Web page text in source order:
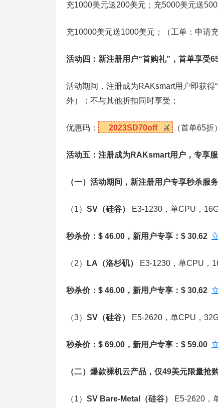
充1000美元送200美元；充5000美元送500
充10000美元送1000美元；（工单：申请
活动四：新注册用户“首购礼”，首单享受
活动期间，注册成为RAKsmart用户即获
外）；不与其他折扣同时享受；
优惠码： 2023SD70off （首单65折）
活动五：注册成为RAKsmart用户，专享服
（一）活动期间，新注册用户专享秒杀
（1） SV（硅谷） E3-1230，单CPU，
秒杀价：$ 46.00，新用户专享：$ 30.62
（2） LA（洛杉矶） E3-1230，单CPU，
秒杀价：$ 46.00，新用户专享：$ 30.62
（3） SV （硅谷） E5-2620，单CPU，
秒杀价：$ 69.00，新用户专享：$ 59.00
（二）爆款裸机云产品，仅49美元限量抢
（1） SV Bare-Metal （硅谷） E5-2620，